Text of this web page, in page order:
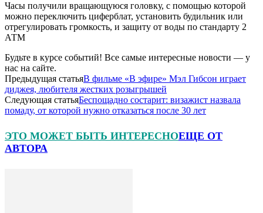
Часы получили вращающуюся головку, с помощью которой
можно переключить циферблат, установить будильник или
отрегулировать громкость, и защиту от воды по стандарту 2
АТМ
Будьте в курсе событий! Все самые интересные новости — у
нас на сайте.
Предыдущая статьяВ фильме «В эфире» Мэл Гибсон играет
диджея, любителя жестких розыгрышей
Следующая статьяБеспощадно состарит: визажист назвала
помаду, от которой нужно отказаться после 30 лет
ЭТО МОЖЕТ БЫТЬ ИНТЕРЕСНОЕЩЕ ОТ
АВТОРА